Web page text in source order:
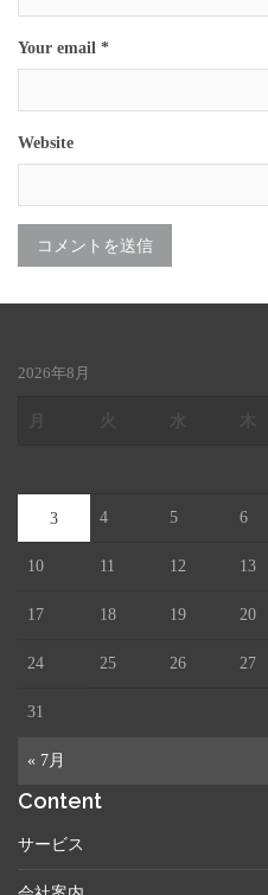
Your email *
Website
2026年8月
« 7月
3 4 5 6
10 11 12 13
17 18 19 20
24 25 26 27
31
Content
サービス